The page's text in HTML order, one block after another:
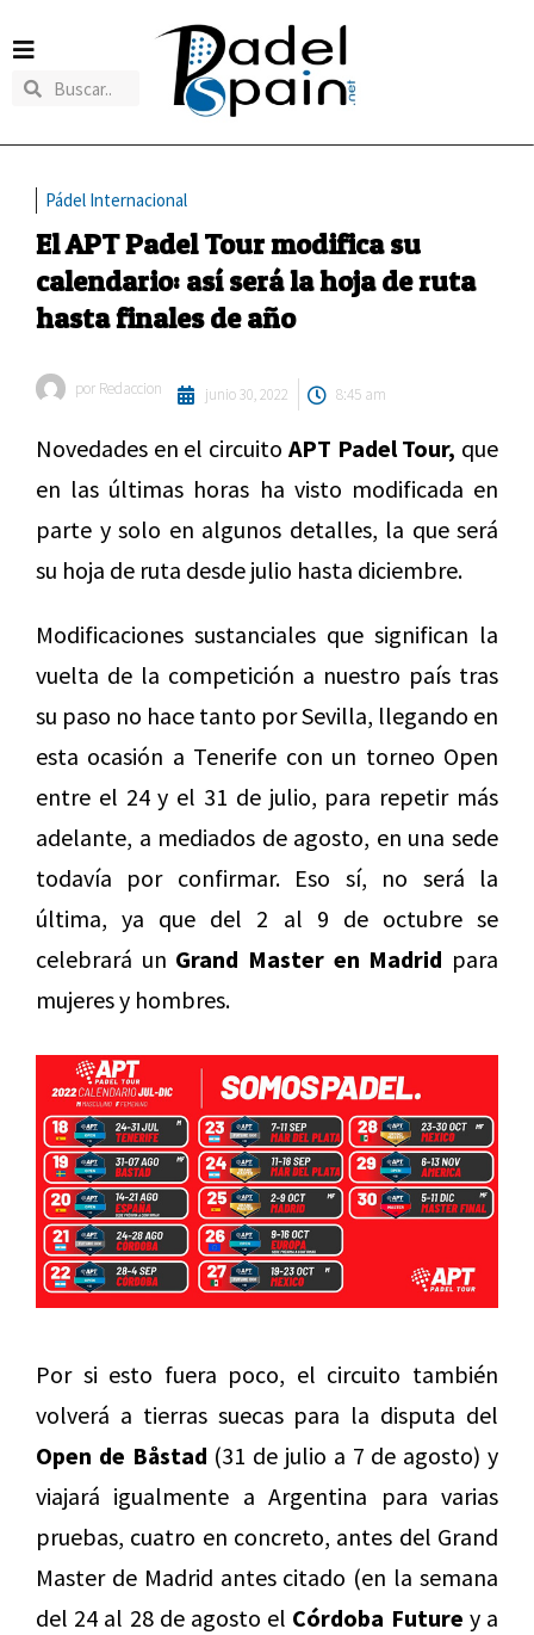
Pádel Internacional
El APT Padel Tour modifica su
calendario: así será la hoja de ruta
hasta finales de año
por Redaccion junio 30, 2022 8:45 am
Novedades en el circuito APT Padel Tour, que
en las últimas horas ha visto modificada en
parte y solo en algunos detalles, la que será
su hoja de ruta desde julio hasta diciembre.
Modificaciones sustanciales que significan la
vuelta de la competición a nuestro país tras
su paso no hace tanto por Sevilla, llegando en
esta ocasión a Tenerife con un torneo Open
entre el 24 y el 31 de julio, para repetir más
adelante, a mediados de agosto, en una sede
todavía por confirmar. Eso sí, no será la
última, ya que del 2 al 9 de octubre se
celebrará un Grand Master en Madrid para
mujeres y hombres.
Por si esto fuera poco, el circuito también
volverá a tierras suecas para la disputa del
Open de Båstad (31 de julio a 7 de agosto) y
viajará igualmente a Argentina para varias
pruebas, cuatro en concreto, antes del Grand
Master de Madrid antes citado (en la semana
del 24 al 28 de agosto el Córdoba Future y a